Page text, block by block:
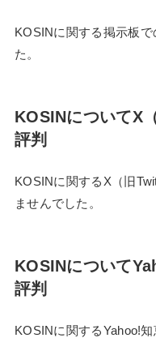
KOSINに関する掲示板
た。
KOSINについてX
評判
KOSINに関するX（旧
ませんでした。
KOSINについて
評判
KOSINに関するYahoo!